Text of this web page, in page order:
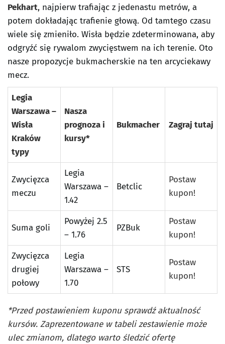
Pekhart, najpierw trafiając z jedenastu metrów, a
potem dokładając trafienie głową. Od tamtego czasu
wiele się zmieniło. Wisła będzie zdeterminowana, aby
odgryźć się rywalom zwycięstwem na ich terenie. Oto
nasze propozycje bukmacherskie na ten arcyciekawy
mecz.
Legia
Warszawa –
Wisła
Kraków
typy
Nasza
prognoza i
kursy*
Bukmacher Zagraj tutaj
Zwycięzca
meczu
Legia
Warszawa –
1.42
Betclic
Postaw
kupon!
Suma goli
Powyżej 2.5
– 1.76
PZBuk
Postaw
kupon!
Zwycięzca
drugiej
połowy
Legia
Warszawa –
1.70
STS
Postaw
kupon!
*Przed postawieniem kuponu sprawdź aktualność
kursów. Zaprezentowane w tabeli zestawienie może
ulec zmianom, dlatego warto śledzić ofertę